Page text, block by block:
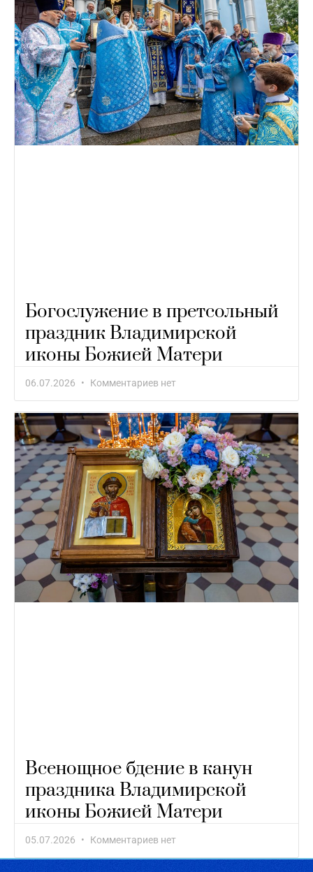
Богослужение в претсольный
праздник Владимирской
иконы Божией Матери
06.07.2026 Комментариев нет
Всенощное бдение в канун
праздника Владимирской
иконы Божией Матери
05.07.2026 Комментариев нет